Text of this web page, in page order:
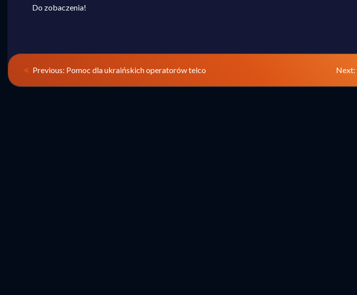
Do zobaczenia!
NAWIGACJA
Previous: Previous
Pomoc dla ukraińskich operatorów telco Next: